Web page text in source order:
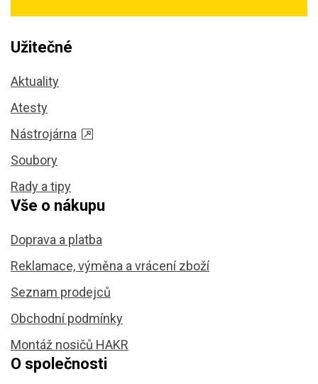
Užitečné
Aktuality
Atesty
Nástrojárna
Soubory
Rady a tipy
Vše o nákupu
Doprava a platba
Reklamace, výměna a vrácení zboží
Seznam prodejců
Obchodní podmínky
Montáž nosičů HAKR
O společnosti